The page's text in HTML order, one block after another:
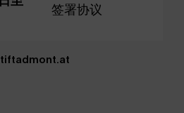
签署协议